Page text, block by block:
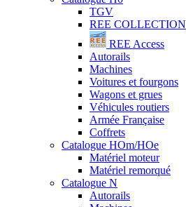
TGV
REE COLLECTION
REE Access
Autorails
Machines
Voitures et fourgons
Wagons et grues
Véhicules routiers
Armée Française
Coffrets
Catalogue HOm/HOe
Matériel moteur
Matériel remorqué
Catalogue N
Autorails